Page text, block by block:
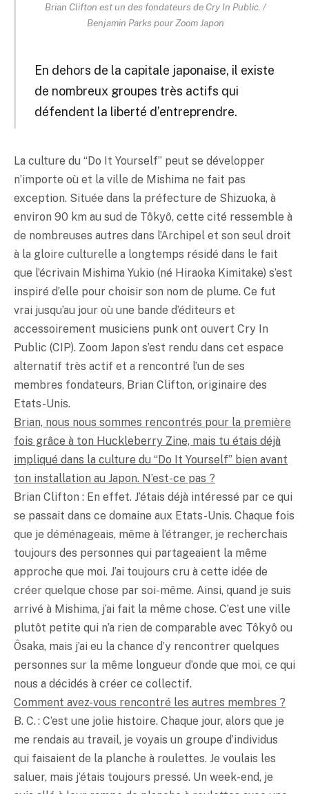
Brian Clifton est un des fondateurs de Cry In Public. /
Benjamin Parks pour Zoom Japon
En dehors de la capitale japonaise, il existe
de nombreux groupes très actifs qui
défendent la liberté d’entreprendre.
La culture du “Do It Yourself” peut se développer
n’importe où et la ville de Mishima ne fait pas
exception. Située dans la préfecture de Shizuoka, à
environ 90 km au sud de Tôkyô, cette cité ressemble à
de nombreuses autres dans l’Archipel et son seul droit
à la gloire culturelle a longtemps résidé dans le fait
que l’écrivain Mishima Yukio (né Hiraoka Kimitake) s’est
inspiré d’elle pour choisir son nom de plume. Ce fut
vrai jusqu’au jour où une bande d’éditeurs et
accessoirement musiciens punk ont ouvert Cry In
Public (CIP). Zoom Japon s’est rendu dans cet espace
alternatif très actif et a rencontré l’un de ses
membres fondateurs, Brian Clifton, originaire des
Etats-Unis.
Brian, nous nous sommes rencontrés pour la première
fois grâce à ton Huckleberry Zine, mais tu étais déjà
impliqué dans la culture du “Do It Yourself” bien avant
ton installation au Japon. N’est-ce pas ?
Brian Clifton : En effet. J’étais déjà intéressé par ce qui
se passait dans ce domaine aux Etats-Unis. Chaque fois
que je déménageais, même à l’étranger, je recherchais
toujours des personnes qui partageaient la même
approche que moi. J’ai toujours cru à cette idée de
créer quelque chose par soi-même. Ainsi, quand je suis
arrivé à Mishima, j’ai fait la même chose. C’est une ville
plutôt petite qui n’a rien de comparable avec Tôkyô ou
Ôsaka, mais j’ai eu la chance d’y rencontrer quelques
personnes sur la même longueur d’onde que moi, ce qui
nous a décidés à créer ce collectif.
Comment avez-vous rencontré les autres membres ?
B. C. : C’est une jolie histoire. Chaque jour, alors que je
me rendais au travail, je voyais un groupe d’individus
qui faisaient de la planche à roulettes. Je voulais les
saluer, mais j’étais toujours pressé. Un week-end, je